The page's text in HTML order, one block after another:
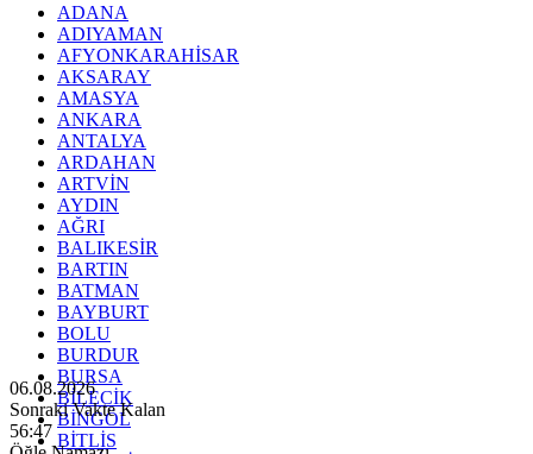
ADANA
ADIYAMAN
AFYONKARAHİSAR
AKSARAY
AMASYA
ANKARA
ANTALYA
ARDAHAN
ARTVİN
AYDIN
AĞRI
BALIKESİR
BARTIN
BATMAN
BAYBURT
BOLU
BURDUR
BURSA
BİLECİK
BİNGÖL
BİTLİS
06.08.2026
Sonraki Vakte Kalan
56:45